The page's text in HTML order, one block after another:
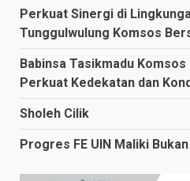
Perkuat Sinergi di
Tunggulwulung Komsos
Babinsa Tasikmadu
Perkuat Kedekatan dan
Sholeh Cilik
Progres FE UIN Maliki